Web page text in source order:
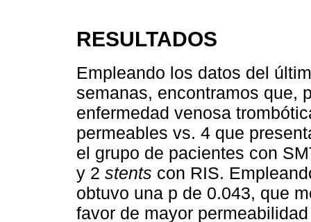
RESULTADOS
Empleando los datos del
semanas, encontramos que,
enfermedad venosa
permeables vs. 4 que
el grupo de pacientes con
y 2 stents con RIS.
obtuvo una p de 0.043, que
favor de mayor